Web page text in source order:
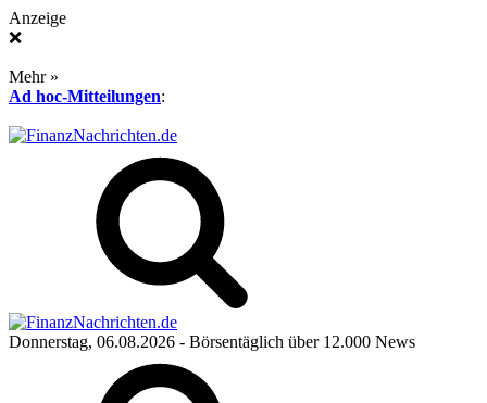
Anzeige
❌
Mehr »
Ad hoc-Mitteilungen:
Donnerstag, 06.08.2026 - Börsentäglich über 12.000 News